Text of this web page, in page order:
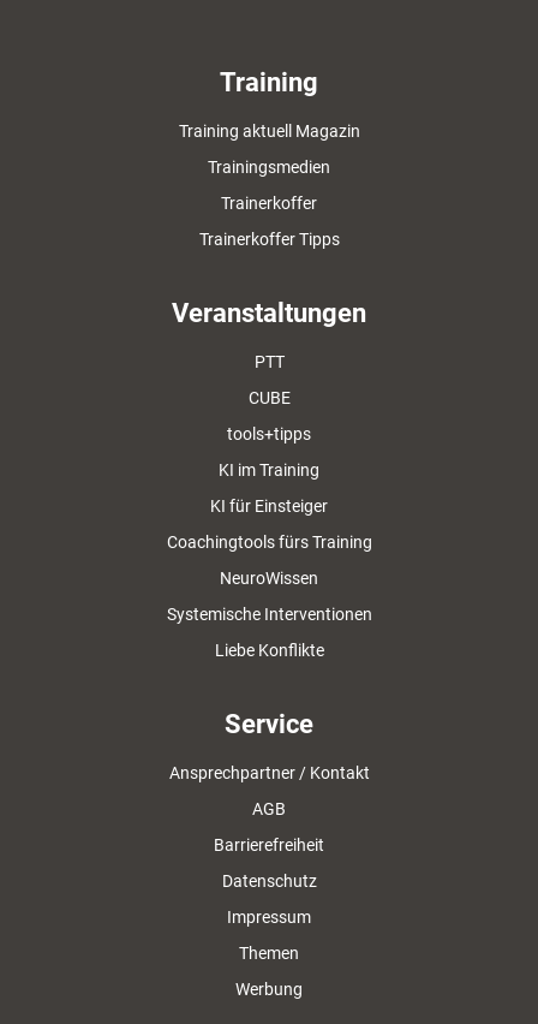
Training
Training aktuell Magazin
Trainingsmedien
Trainerkoffer
Trainerkoffer Tipps
Veranstaltungen
PTT
CUBE
tools+tipps
KI im Training
KI für Einsteiger
Coachingtools fürs Training
NeuroWissen
Systemische Interventionen
Liebe Konflikte
Service
Ansprechpartner / Kontakt
AGB
Barrierefreiheit
Datenschutz
Impressum
Themen
Werbung